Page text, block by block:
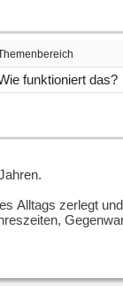
funktioniert das?
Alltags zerlegt